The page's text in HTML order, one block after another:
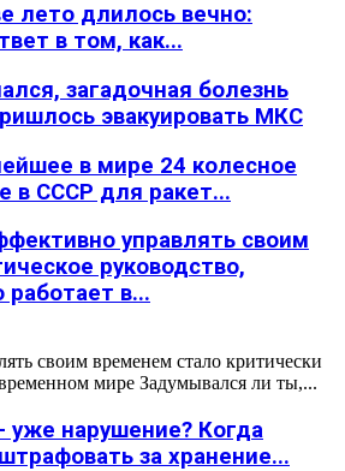
лето длилось вечно:
в том, как...
загадочная болезнь
эвакуировать МКС
в мире 24 колесное
в СССР для ракет...
управлять своим
руководство,
работает в...
своим временем стало критически
мире Задумывался ли ты,...
уже нарушение? Когда
за хранение...